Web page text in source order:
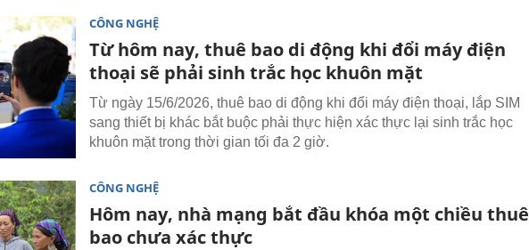
CÔNG NGHỆ
Từ hôm nay, thuê bao di động khi đổi máy điện
thoại sẽ phải sinh trắc học khuôn mặt
Từ ngày 15/6/2026, thuê bao di động khi đổi máy điện thoại, lắp SIM
sang thiết bị khác bắt buộc phải thực hiện xác thực lại sinh trắc học
khuôn mặt trong thời gian tối đa 2 giờ.
CÔNG NGHỆ
Hôm nay, nhà mạng bắt đầu khóa một chiều thuê
bao chưa xác thực